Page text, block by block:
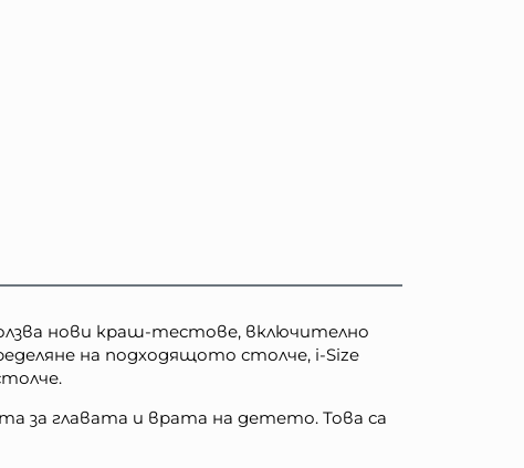
нови краш-тестове, включително
на подходящото столче, i-Size
за главата и врата на детето. Това са